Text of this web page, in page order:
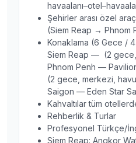
Şehirler arası özel
(Siem Reap → Phnom
Konaklama (6 Gece /
Siem Reap — (2
Phnom Penh —
(2 gece, merkezi,
Saigon — Eden Star
Kahvaltılar tüm
Rehberlik & Turlar
Profesyonel Türkçe/
Siem Reap: Angkor